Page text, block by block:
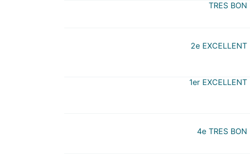
TRES BON
2e EXCELLENT
1er EXCELLENT
4e TRES BON